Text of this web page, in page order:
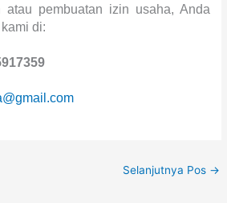
atau pembuatan izin usaha, Anda
di:
Selanjutnya Pos →